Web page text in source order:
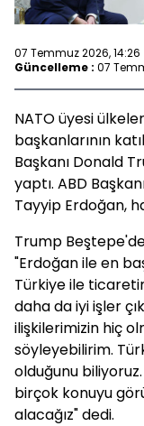
07 Temmuz 2026, 14:26
Güncelleme : 07
NATO üyesi
başkanlarının
Başkanı Donald
yaptı. ABD
Tayyip Erdoğan,
Trump
"Erdoğan ile en
Türkiye ile
daha da iyi işler
ilişkilerimizin hiç
söyleyebilirim.
olduğunu
birçok konuyu
alacağız" dedi.